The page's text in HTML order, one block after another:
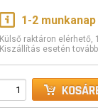
1-2 munkanap
Külső raktáron elérhető,
Kiszállítás esetén